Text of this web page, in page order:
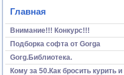
Главная
Внимание!!! Конкурс!!!
Подборка софта от Gorga
Gorg.Библиотека.
Кому за 50.Как бросить курить